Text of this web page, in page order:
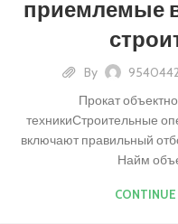
приемлемые
By
Прокат
техникиСтроительные
включают правильный
Найм
CONTINUE